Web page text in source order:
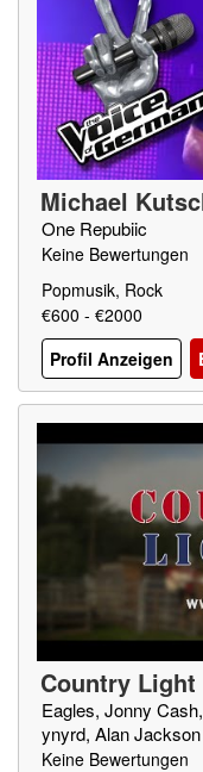
Michael
One Repubiic
Keine Bewertungen
Popmusik, Rock
€600 - €2000
Profil Anzeigen
Country Light
Eagles, Jonny
ynyrd, Alan Jackson
Keine Bewertungen